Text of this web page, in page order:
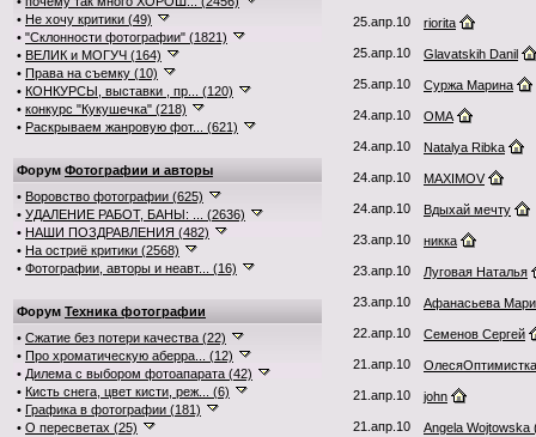
• Не хочу критики (49)
• "Склонности фотографии" (1821)
• ВЕЛИК и МОГУЧ (164)
• Права на съемку (10)
• КОНКУРСЫ, выставки , пр... (120)
• конкурс "Кукушечка" (218)
• Раскрываем жанровую фот... (621)
Форум Фотографии и авторы
• Воровство фотографии (625)
• УДАЛЕНИЕ РАБОТ, БАНЫ: ... (2636)
• НАШИ ПОЗДРАВЛЕНИЯ (482)
• На остриё критики (2568)
• Фотографии, авторы и неавт... (16)
Форум Техника фотографии
• Сжатие без потери качества (22)
• Про хроматическую аберра... (12)
• Дилема с выбором фотоапарата (42)
• Кисть снега, цвет кисти, реж... (6)
• Графика в фотографии (181)
• О пересветах (25)
25.апр.10 riorita
25.апр.10 Glavatskih Danil
25.апр.10 Суржа Марина
24.апр.10 OMA
24.апр.10 Natalya Ribka
24.апр.10 MAXIMOV
24.апр.10 Вдыхай мечту
23.апр.10 никка
23.апр.10 Луговая Наталья
23.апр.10 Афанасьева
22.апр.10 Семенов Сергей
21.апр.10 ОлесяОптимистка
21.апр.10 john
21.апр.10 Angela Wojtowska